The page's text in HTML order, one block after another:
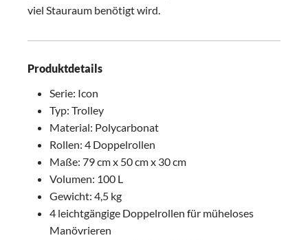
viel Stauraum benötigt wird.
Produktdetails
Serie: Icon
Typ: Trolley
Material: Polycarbonat
Rollen: 4 Doppelrollen
Maße: 79 cm x 50 cm x 30 cm
Volumen: 100 L
Gewicht: 4,5 kg
4 leichtgängige Doppelrollen für müheloses
Manövrieren